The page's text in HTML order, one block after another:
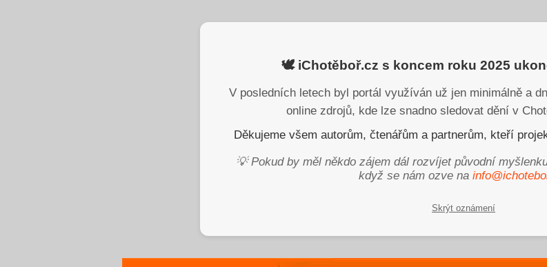
🕊️ iChotěboř.cz s koncem roku 2025
V posledních letech byl portál využíván už jen minimálně a
online zdrojů, kde lze snadno sledovat dění v
Děkujeme všem autorům, čtenářům a partnerům, kteří
💡 Pokud by měl někdo zájem dál rozvíjet původní
když se nám ozve na
Skrýt oznámení